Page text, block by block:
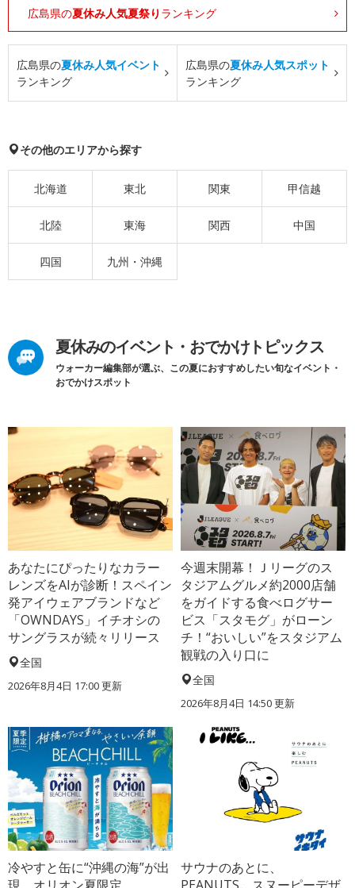
広島県の夏休み人気夏祭り ランキング
広島県の夏休み人気イベント
ランキング
広島県の夏休み人気スポット
ランキング
その他のエリアから探す
北海道 東北 関東 甲信越
北陸 東海 関西 中国
四国 九州・沖縄
夏休みのイベント・おでかけトピックス
ウォーカー編集部が選ぶ、この夏におすすめしたい旬なイベント・
おでかけスポット
あなたにぴったりなカラー
レンズをAIが診断！スペイン
発アイウェアブランドなど
「OWNDAYS」イチオシの
サングラスが続々リリース
全国
2026年8月4日 17:00更新
今週末開幕！Ｊリーグのス
タジアムグルメ約2000店舗
をガイドする食べログサー
ビス「スタモグ」がローン
チ！“おいしい”をスタジアム
観戦の入り口に
全国
2026年8月4日 14:50更新
冷やすと缶に“沖縄の海”が出
サウナのあとに、